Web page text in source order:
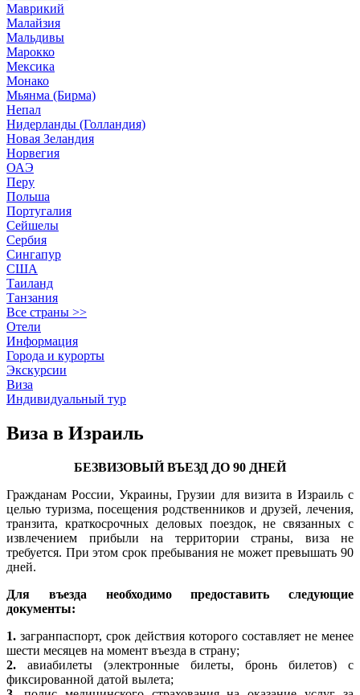
Маврикий
Малайзия
Мальдивы
Марокко
Мексика
Монако
Мьянма (Бирма)
Непал
Нидерланды (Голландия)
Новая Зеландия
Норвегия
ОАЭ
Перу
Польша
Португалия
Сейшелы
Сербия
Сингапур
США
Таиланд
Танзания
Все страны >>
Отели
Информация
Города и курорты
Экскурсии
Виза
Индивидуальный тур
Виза в Израиль
БЕЗВИЗОВЫЙ ВЪЕЗД ДО 90 ДНЕЙ
Гражданам России, Украины, Грузии для визита в Израиль с
целью туризма, посещения родственников и друзей, лечения,
транзита, краткосрочных деловых поездок, не связанных с
извлечением прибыли на территории страны, виза не
требуется. При этом срок пребывания не может превышать 90
дней.
Для въезда необходимо предоставить следующие
документы:
1. загранпаспорт, срок действия которого составляет не менее
шести месяцев на момент въезда в страну;
2. авиабилеты (электронные билеты, бронь билетов) с
фиксированной датой вылета;